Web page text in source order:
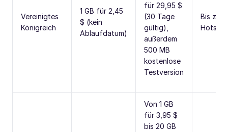
Vereinigtes
Königreich
1 GB für 2,45
$ (kein
Ablaufdatum)
für 29,95 $
(30 Tage
gültig),
außerdem
500 MB
kostenlose
Testversion
Bis zu
Von 1 GB
für 3,95 $
bis 20 GB